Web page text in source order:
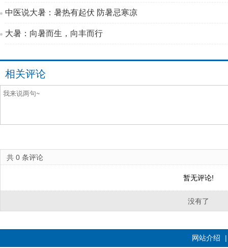
中医说大暑：暑热有起伏 防暑忌寒凉
大暑：向暑而生，向丰而行
相关评论
共 0 条评论
暂无评论!
没有了
网站介绍